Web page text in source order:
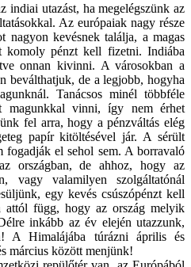
indiai utazást, ha megelégszünk az
Az európaiak nagy része
nagyon kevésnek találja, a magas
komoly pénzt kell fizetni. Indiába
onnan kivinni. A városokban a
beválthatjuk, de a legjobb, hogyha
Tanácsos minél többféle
magunkkal vinni, így nem érhet
fel arra, hogy a pénzváltás elég
papír kitöltésével jár. A sérült
fogadják el sehol sem. A borravaló
országban, de ahhoz, hogy az
vagy valamilyen szolgáltatónál
egy kevés csúszópénzt kell
attól függ, hogy az ország melyik
inkább az év elején utazzunk,
A Himalájába túrázni április és
március között menjünk!